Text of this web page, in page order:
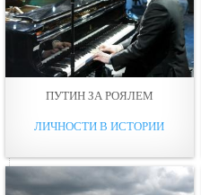
ПУТИН ЗА РOЯЛЕМ
ЛИЧНОСТИ В ИСТОРИИ